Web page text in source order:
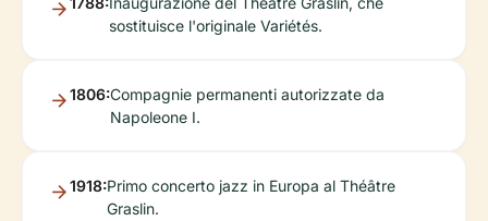
sostituisce l'originale Variétés.
1806:Compagnie permanenti autorizzate da
Napoleone I.
1918:Primo concerto jazz in Europa al Théâtre
Graslin.